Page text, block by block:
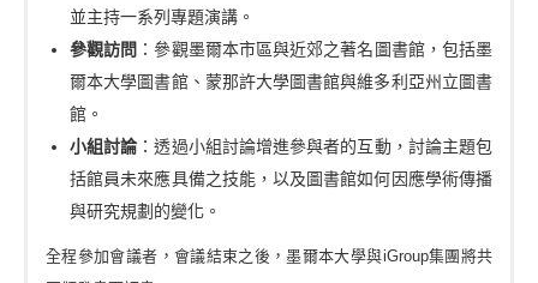
並主持一系列專題演講。
參觀訪問 ：參觀墨爾本市區與近郊之著名圖書館，包括墨
爾本大學圖書館、蒙那許大學圖書館與維多利亞州立圖書
館。
小組討論 ：透過小組討論增進參與者的互動，討論主題包
括館員未來應具備之技能，以及圖書館如何因應學術傳播
與研究規劃的變化。
全程參加會議者，會議結束之後，墨爾本大學與iGroup集團將共